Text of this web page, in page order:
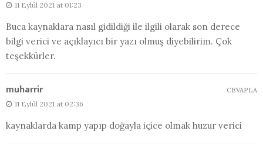
11 Eylül 2021 at 01:23
Buca kaynaklara nasıl gidildiği ile ilgili olarak son derece
bilgi verici ve açıklayıcı bir yazı olmuş diyebilirim. Çok
teşekkürler.
muharrir
11 Eylül 2021 at 02:36
kaynaklarda kamp yapıp doğayla içice olmak huzur verici
CEVAPLA